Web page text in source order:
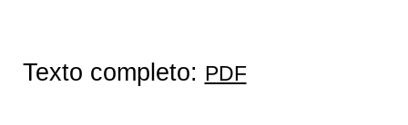
Texto completo: PDF